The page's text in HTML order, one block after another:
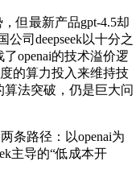
但最新产品gpt-4.5却
司deepseek以十分之
openai的技术溢价逻
的算力投入来维持技
法突破，仍是巨大问
条路径：以openai为
主导的“低成本开